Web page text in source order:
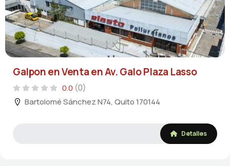
Galpon en Venta en Av. Galo Plaza Lasso
0.0 (0)
Bartolomé Sánchez N74, Quito 170144
Detalles